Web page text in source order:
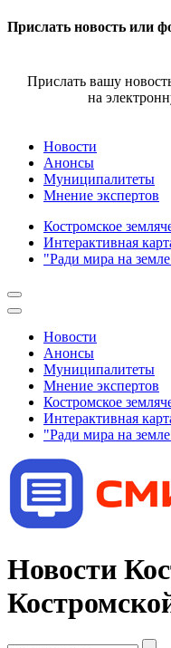
Прислать новость или
Прислать вашу
на
Новости
Анонсы
Муниципалитеты
Мнение экспертов
Костромское
Интерактивная
"Ради мира на
Новости
Анонсы
Муниципалитеты
Мнение экспертов
Костромское
Интерактивная
"Ради мира на
Новости